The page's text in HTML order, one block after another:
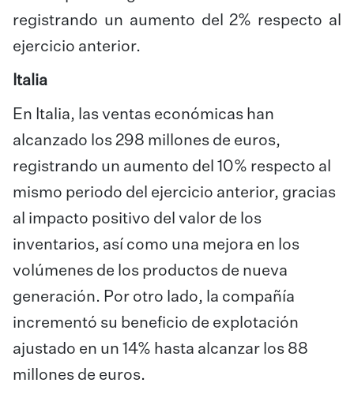
registrando un aumento del 2% respecto al
ejercicio anterior.
Italia
En Italia, las ventas económicas han
alcanzado los 298 millones de euros,
registrando un aumento del 10% respecto al
mismo periodo del ejercicio anterior, gracias
al impacto positivo del valor de los
inventarios, así como una mejora en los
volúmenes de los productos de nueva
generación. Por otro lado, la compañía
incrementó su beneficio de explotación
ajustado en un 14% hasta alcanzar los 88
millones de euros.